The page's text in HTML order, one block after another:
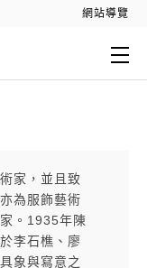
網站導覽
家，並且致
為服飾藝術
。1935年陳
李石樵、廖
象與寫意之